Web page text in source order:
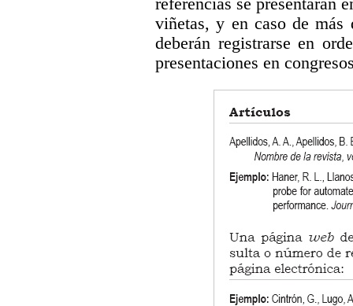
viñetas, y en caso de más
deberán registrarse en
presentaciones en